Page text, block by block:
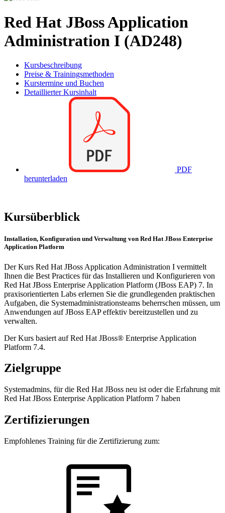
Red Hat JBoss Application
Administration I (AD248)
Kursbeschreibung
Preise & Trainingsmethoden
Kurstermine und Buchen
Detaillierter Kursinhalt
PDF
herunterladen
Kursüberblick
Installation, Konfiguration und Verwaltung von Red Hat JBoss Enterprise
Application Platform
Der Kurs Red Hat JBoss Application Administration I vermittelt
Ihnen die Best Practices für das Installieren und Konfigurieren von
Red Hat JBoss Enterprise Application Platform (JBoss EAP) 7. In
praxisorientierten Labs erlernen Sie die grundlegenden praktischen
Aufgaben, die Systemadministrationsteams beherrschen müssen, um
Anwendungen auf JBoss EAP effektiv bereitzustellen und zu
verwalten.
Der Kurs basiert auf Red Hat JBoss® Enterprise Application
Platform 7.4.
Zielgruppe
Systemadmins, für die Red Hat JBoss neu ist oder die Erfahrung mit
Red Hat JBoss Enterprise Application Platform 7 haben
Zertifizierungen
Empfohlenes Training für die Zertifizierung zum: